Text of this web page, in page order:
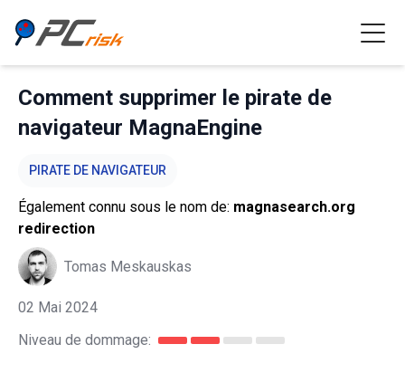
Comment supprimer le pirate de
navigateur MagnaEngine
PIRATE DE NAVIGATEUR
Également connu sous le nom de: magnasearch.org
redirection
Tomas Meskauskas
02 Mai 2024
Niveau de dommage: